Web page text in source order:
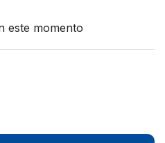
este momento